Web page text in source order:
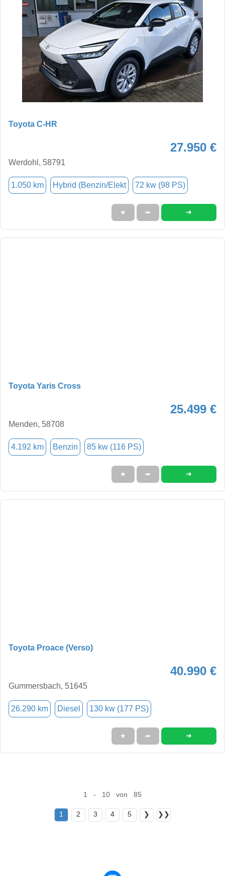
Toyota C-HR
27.950 €
Werdohl, 58791
1.050 km Hybrid (Benzin/Elekt 72 kw (98 PS)
★ ➦ ➜
Toyota Yaris Cross
25.499 €
Menden, 58708
4.192 km Benzin 85 kw (116 PS)
★ ➦ ➜
Toyota Proace (Verso)
40.990 €
Gummersbach, 51645
26.290 km Diesel 130 kw (177 PS)
★ ➦ ➜
1 - 10 von 85
1 2 3 4 5 ❯ ❯❯